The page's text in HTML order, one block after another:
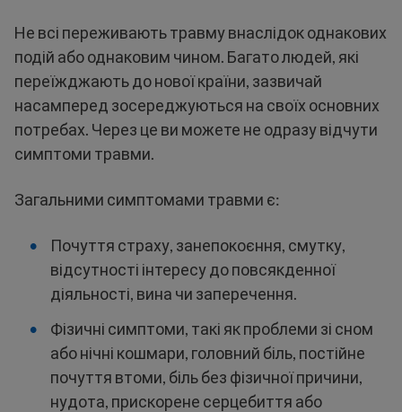
Не всі переживають травму внаслідок однакових
подій або однаковим чином. Багато людей, які
переїжджають до нової країни, зазвичай
насамперед зосереджуються на своїх основних
потребах. Через це ви можете не одразу відчути
симптоми травми.
Загальними симптомами травми є:
Почуття страху, занепокоєння, смутку,
відсутності інтересу до повсякденної
діяльності, вина чи заперечення.
Фізичні симптоми, такі як проблеми зі сном
або нічні кошмари, головний біль, постійне
почуття втоми, біль без фізичної причини,
нудота, прискорене серцебиття або